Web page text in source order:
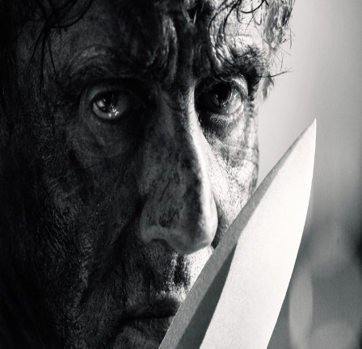
Releaselijst
Over KFD